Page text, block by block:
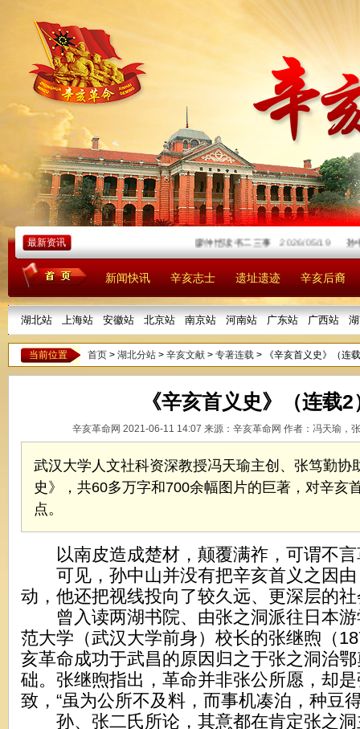
最新资讯 廖仲恺读书二三事 2026/05/19 孙中
新闻快讯 辛亥志士 遗址遗迹 辛亥后裔
湖北站 上海站 安徽站 北京站 南京站 河南站 广东站 广西站
当前位置 首页 > 湖北分站 > 辛亥文献 > 专著连载 > 《辛亥首义史》（连
《辛亥首义史》（连载2
辛亥革命网 2021-06-11 14:07 来源：辛亥革命网 作者：冯天瑜，
武汉大学人文社科资深教授冯天瑜主创、张笃勤协
史》，共60多万字和700余幅图片的巨著，对辛亥
点。
以南皮造成楚材，颠覆满祚，可谓不言
可见，孙中山并没有把辛亥首义之因由
动，他还把视线投向了较久远、更深层的
曾入读两湖书院、由张之洞派往日本游
范大学（武汉大学前身）校长的张继煦（
亥革命成功于武昌的原因归之于张之洞治
础。张继煦指出，革命并非张公所愿，却
致，“虽为公所不及料，而事机凑泊，种豆
孙、张二氏所论，其意都在肯定张之洞